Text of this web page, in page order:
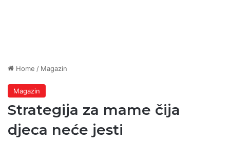
Home / Magazin
Magazin
Strategija za mame čija
djeca neće jesti